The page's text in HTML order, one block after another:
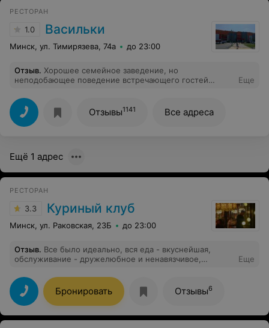
пробовали данное блюдо), про состав коктейлей. В
общем, в качестве неординарного вечера в приятной
компании - это место то, что нужно.
РЕСТОРАН
1.0 Васильки
Минск, ул. Тимирязева, 74а до 23:00
Отзыв. Хорошее семейное заведение, но
неподобающее поведение встречающего гостей
непрофессионализм, безразличие гостям, хамство,
надменность. После того, как я попросил жалобную
книгу, нас намеренно стали игнорировать. Гостям
которые приходили после нас, отдавали заказы, а у нас
Еще
Отзывы1141 Все адреса
Ещё 1 адрес
РЕСТОРАН
3.3 Куриный клуб
Минск, ул. Раковская, 23Б до 23:00
Отзыв. Все было идеально, вся еда - вкуснейшая,
обслуживание - дружелюбное и ненавязчивое,
Еще
Бронировать Отзывы6